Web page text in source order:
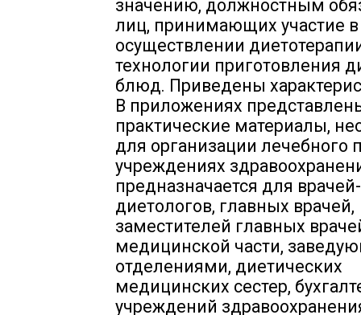
значению, должностным
лиц, принимающих участие в
осуществлении
технологии приготовления
блюд. Приведены
В приложениях
практические материалы,
для организации лечебного
учреждениях
предназначается для врачей-
диетологов, главных врачей,
заместителей главных
медицинской части,
отделениями, диетических
медицинских сестер,
учреждений